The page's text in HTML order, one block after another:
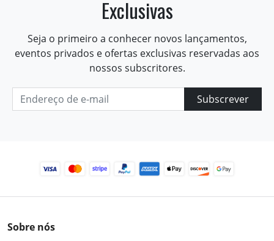
Exclusivas
Seja o primeiro a conhecer novos lançamentos,
eventos privados e ofertas exclusivas reservadas aos
nossos subscritores.
Subscrever
Sobre nós